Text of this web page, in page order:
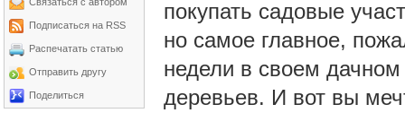
покупать садовые
но самое главное,
недели в своем
деревьев. И вот вы
Подписаться на RSS
Распечатать статью
Отправить другу
Поделиться